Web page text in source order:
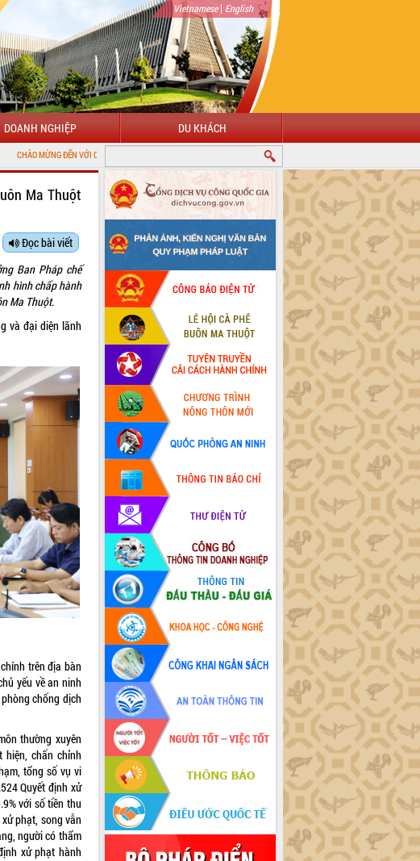
Vietnamese| English
DOANH NGHIỆP DU KHÁCH
CỔNG THÔNG TIN ĐIỆN TỬ TỈNH ĐẮK LẮK
Ma Thuột
Đọc bài viết
Ban Pháp chế
hình chấp hành
Ma Thuột.
và đại diện lãnh
trên địa bàn
yếu về an ninh
chống dịch
thường xuyên
chấn chỉnh
tổng số vụ vi
Quyết định xử
với số tiền thu
phạt, song vẫn
người có thẩm
xử phạt hành